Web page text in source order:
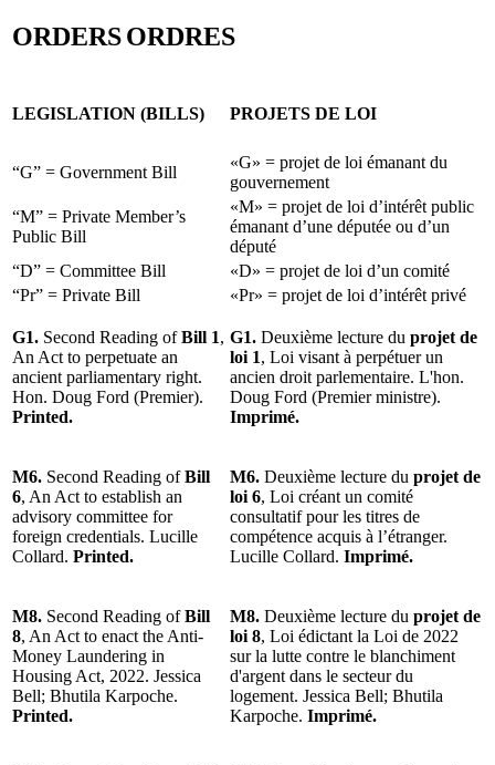
ORDERSORDRES
LEGISLATION (BILLS) PROJETS DE LOI
“G” = Government Bill
«G» = projet de loi émanant du
gouvernement
“M” = Private Member’s
Public Bill
«M» = projet de loi d’intérêt public
émanant d’une députée ou d’un
député
“D” = Committee Bill
«D» = projet de loi d’un comité
“Pr” = Private Bill
«Pr» = projet de loi d’intérêt privé
G1. Second Reading ofBill 1,
An Act to perpetuate an
ancient parliamentary right.
Hon. Doug Ford (Premier).
Printed.
G1. Deuxième lecture du projet de
loi 1, Loi visant à perpétuer un
ancien droit parlementaire. L'hon.
Doug Ford (Premier ministre).
Imprimé.
M6. Second Reading ofBill
6, An Act to establish an
advisory committee for
foreign credentials. Lucille
Collard. Printed.
M6. Deuxième lecture du projet de
loi 6, Loi créant un comité
consultatif pour les titres de
compétence acquis à l’étranger.
Lucille Collard. Imprimé.
M8. Second Reading ofBill
8, An Act to enact the Anti-
Money Laundering in
Housing Act, 2022. Jessica
Bell; Bhutila Karpoche.
Printed.
M8. Deuxième lecture du projet de
loi 8, Loi édictant la Loi de 2022
sur la lutte contre le blanchiment
d'argent dans le secteur du
logement. Jessica Bell; Bhutila
Karpoche. Imprimé.